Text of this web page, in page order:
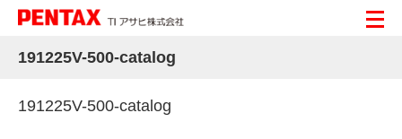
191225V-500-catalog
191225V-500-catalog